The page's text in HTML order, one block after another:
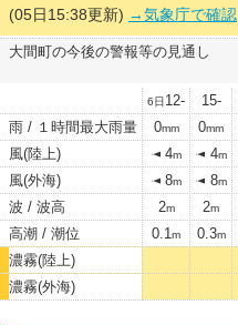
(05日15:38更新) →気象庁で確認
大間町の今後の警報等の見通し
6日 12- 15-
雨 / １時間最大雨量
0mm 0mm
風(陸上)
4m 4m
風(外海) 8m 8m
波 / 波高 2m 2m
高潮 / 潮位 0.1m 0.3m
濃霧(陸上)
濃霧(外海)